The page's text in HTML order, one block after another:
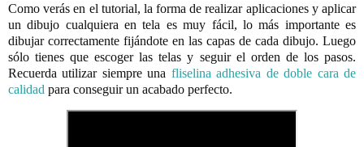
Como verás en el tutorial, la forma de realizar aplicaciones y aplicar
un dibujo cualquiera en tela es muy fácil, lo más importante es
dibujar correctamente fijándote en las capas de cada dibujo. Luego
sólo tienes que escoger las telas y seguir el orden de los pasos.
Recuerda utilizar siempre una fliselina adhesiva de doble cara de
calidad para conseguir un acabado perfecto.